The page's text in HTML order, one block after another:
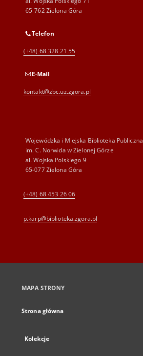
65-762 Zielona Góra
Telefon
(+48) 68 328 21 55
E-Mail
kontakt@zbc.uz.zgora.pl
Wojewódzka i Miejska Biblioteka Publiczna
im. C. Norwida w Zielonej Górze
al. Wojska Polskiego 9
65-077 Zielona Góra
(+48) 68 453 26 06
p.karp@biblioteka.zgora.pl
MAPA STRONY
Strona główna
Kolekcje